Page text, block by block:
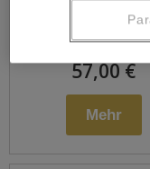
57,00 €
Mehr